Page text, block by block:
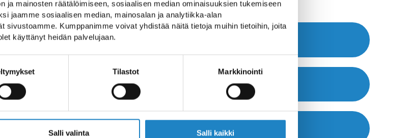
ja mainosten räätälöimiseen, sosiaalisen median ominaisuuksien tukemiseen
jaamme sosiaalisen median, mainosalan ja analytiikka-alan
sivustoamme. Kumppanimme voivat yhdistää näitä tietoja muihin tietoihin, joita
käyttänyt heidän palvelujaan.
Tilastot Markkinointi
Salli valinta Salli kaikki
joka sijaitsee
Myymälä kutsuu viihtymään,
on paljon enemmän
ympäri Suomen
säännöllisesti
Ystävällinen,
putiikille.
Soita >>
E-mail >>